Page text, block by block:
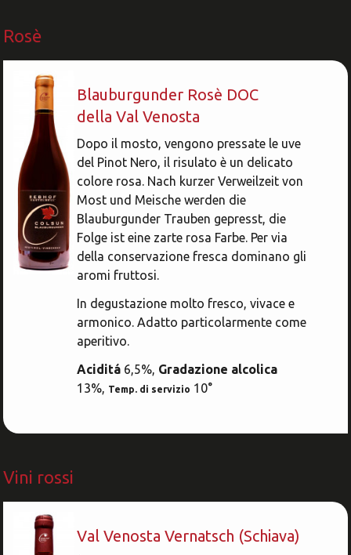
Rosè
Blauburgunder Rosè DOC
della Val Venosta
Dopo il mosto, vengono pressate le uve
del Pinot Nero, il risulato è un delicato
colore rosa. Nach kurzer Verweilzeit von
Most und Meische werden die
Blauburgunder Trauben gepresst, die
Folge ist eine zarte rosa Farbe. Per via
della conservazione fresca dominano gli
aromi fruttosi.
In degustazione molto fresco, vivace e
armonico. Adatto particolarmente come
aperitivo.
Aciditá 6,5%, Gradazione alcolica
13%, Temp. di servizio 10°
Vini rossi
Val Venosta Vernatsch (Schiava)